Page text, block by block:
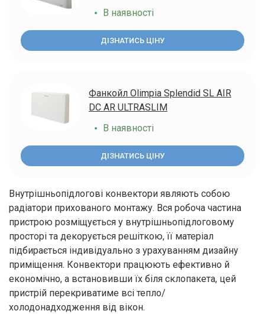
В наявності
ДІЗНАТИСЬ ЦІНУ
Фанкойл Olimpia Splendid SL AIR
DC AR ULTRASLIM
В наявності
ДІЗНАТИСЬ ЦІНУ
Внутрішньопідлогові конвектори являють собою
радіатори прихованого монтажу. Вся робоча частина
пристрою розміщується у внутрішньопідлоговому
просторі та декорується решіткою, її матеріал
підбирається індивідуально з урахуванням дизайну
приміщення. Конвектори працюють ефективно й
економічно, а встановивши їх біля склопакета, цей
пристрій перекриватиме всі тепло/
холодонадходження від вікон.